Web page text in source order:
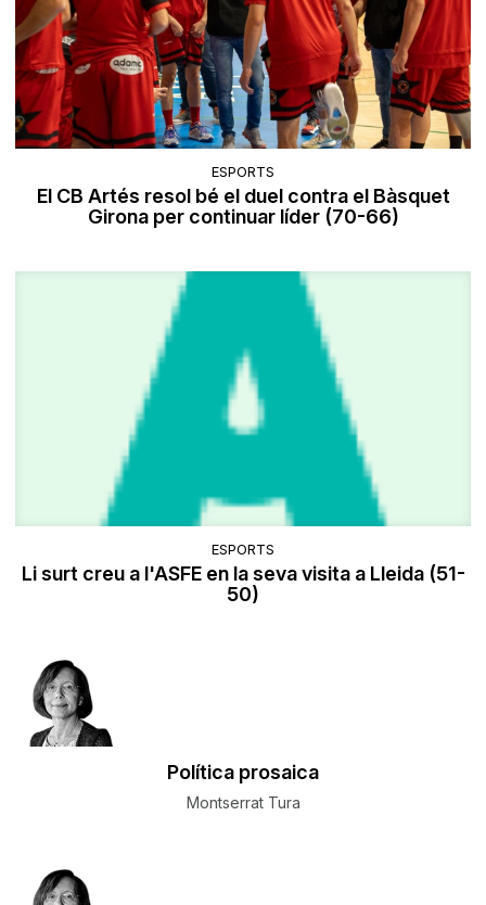
ESPORTS
El CB Artés resol bé el duel contra el Bàsquet
Girona per continuar líder (70-66)
ESPORTS
Li surt creu a l'ASFE en la seva visita a Lleida (51-
50)
Política prosaica
Montserrat Tura